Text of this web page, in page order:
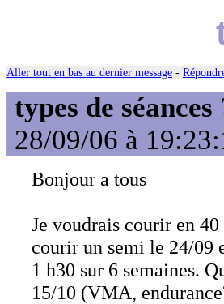
Aller tout en bas au dernier message -
types de séances
28/09/06 à
Bonjour a tous
Je voudrais courir en
courir un semi le 24/09
1 h30 sur 6 semaines.
15/10 (VMA,